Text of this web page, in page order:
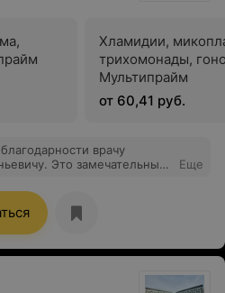
Хламидии,
трихомонады,
Мультипрайм
от 60,41 руб.
врачу
замечательный
себя спокойно и
моя операция пройдет
врач, от Бога! С
и я лично от души
долгих лет жизни. И
Еще